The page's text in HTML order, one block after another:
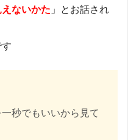
ないかた 」とお話され
秒でもいいから見て